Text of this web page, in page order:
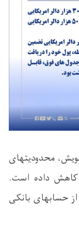
، محدودیتهای
کاهش داده است.
حسابهای بانکی